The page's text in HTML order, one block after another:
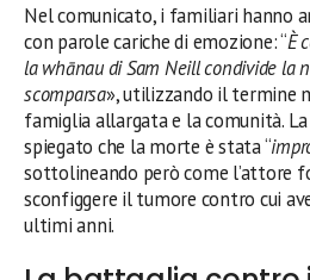
Nel comunicato, i familiari hanno
con parole cariche di emozione: “È
la whānau di Sam Neill condivide la
scomparsa», utilizzando il termine
famiglia allargata e la comunità.
spiegato che la morte è stata “
sottolineando però come l’attore
sconfiggere il tumore contro cui
ultimi anni.